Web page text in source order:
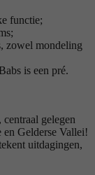
functie;
zowel mondeling
is een pré.
gelegen
en Gelderse Vallei!
uitdagingen,